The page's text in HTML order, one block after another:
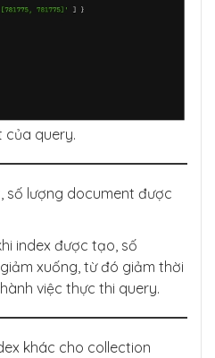
của query.
số lượng document được
index được tạo, số
xuống, từ đó giảm thời
việc thực thi query.
khác cho collection